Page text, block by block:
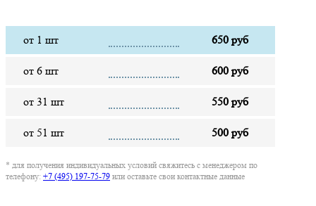
от 1 шт 650 руб
от 6 шт 600 руб
от 31 шт 550 руб
от 51 шт 500 руб
* для получения индивидуальных условий свяжитесь с менеджером по
телефону: +7 (495) 197-75-79 или оставьте свои контактные данные